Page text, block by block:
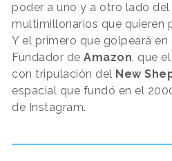
poder a uno y a otro lado
multimillonarios que quieren
Y el primero que golpeará
Fundador de Amazon, que
con tripulación del New
espacial que fundó en el
de Instagram.